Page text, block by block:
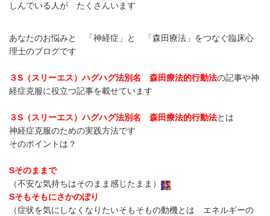
しんでいる人が たくさんいます
あなたのお悩みと 「神経症」と 「森田療法」をつなぐ臨床心
理士のブログです
３S（スリーエス）ハグハグ法別名 森田療法的行動法の記事や神
経症克服に役立つ記事を載せています
３S（スリーエス）ハグハグ法別名 森田療法的行動法とは
神経症克服のための実践方法です
そのポイントは？
Sそのままで
（不安な気持ちはそのまま感じたまま）
Sそもそもにさかのぼり
（症状を気にしなくなりたいそもそもの動機とは エネルギーの